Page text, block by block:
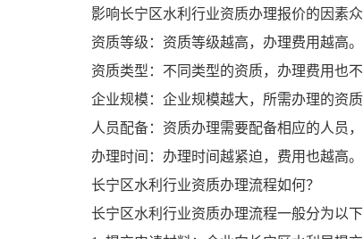
影响长宁区水利行业资质办理报价的因素
资质等级：资质等级越高，办理费用越高。
资质类型：不同类型的资质，办理费用也不
企业规模：企业规模越大，所需办理的资
人员配备：资质办理需要配备相应的人员
办理时间：办理时间越紧迫，费用也越高。
长宁区水利行业资质办理流程如何？
长宁区水利行业资质办理流程一般分为以下